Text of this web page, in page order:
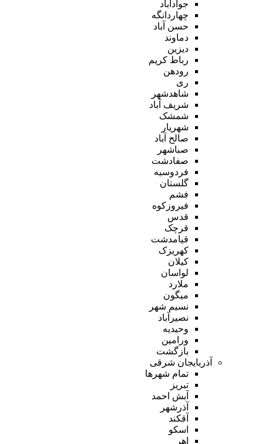
جوادآباد
چهاردانگه
حسن آباد
دماوند
دیزین
رباط کریم
رودهن
ری
شاهدشهر
شریف آباد
شمشک
شهریار
صالح آباد
صباشهر
صفادشت
فردوسیه
گلستان
فشم
فیروزکوه
قدس
قرچک
قیامدشت
کهریزک
کیلان
لواسان
ملارد
میگون
نسیم شهر
نصیرآباد
وحیدیه
ورامین
بازگشت
آذربایجان شرقی
تمام شهر‌ها
تبریز
آبش احمد
آذرشهر
آقکند
اسکو
اهر